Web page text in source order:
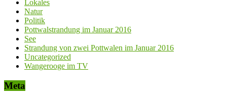
Lokales
Natur
Politik
Pottwalstrandung im Januar 2016
See
Strandung von zwei Pottwalen im Januar 2016
Uncategorized
Wangerooge im TV
Meta